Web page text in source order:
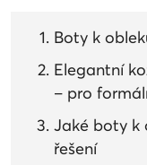
Boty k
Elegantní
– pro
Jaké boty k
řešení